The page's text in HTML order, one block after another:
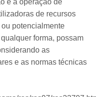
de recursos
potencialmente
forma, possam
as
e as normas técnicas